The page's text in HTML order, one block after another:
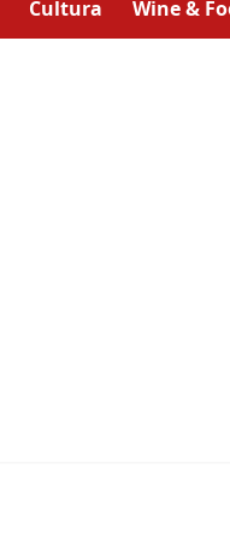
Cultura Wine &